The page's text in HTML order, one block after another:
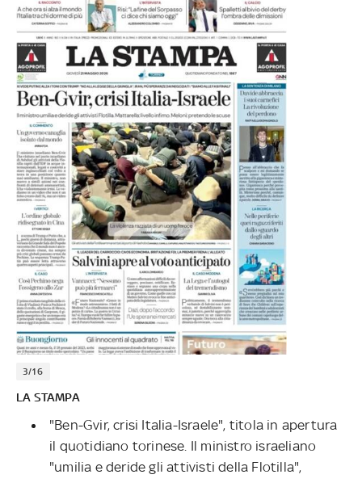
3/16
LA STAMPA
"Ben-Gvir, crisi Italia-Israele", titola in apertura
il quotidiano torinese. Il ministro israeliano
"umilia e deride gli attivisti della Flotilla",